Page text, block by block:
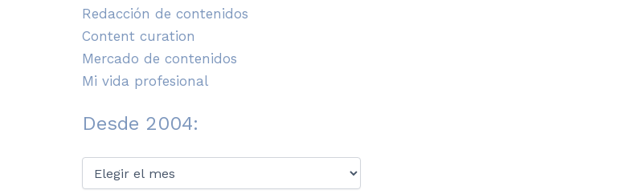
Redacción de contenidos
Content curation
Mercado de contenidos
Mi vida profesional
Desde 2004:
2004: